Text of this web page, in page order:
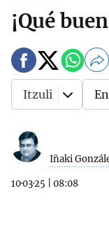
¡Qué
Iñaki
10·03·25 08:08
Itzuli